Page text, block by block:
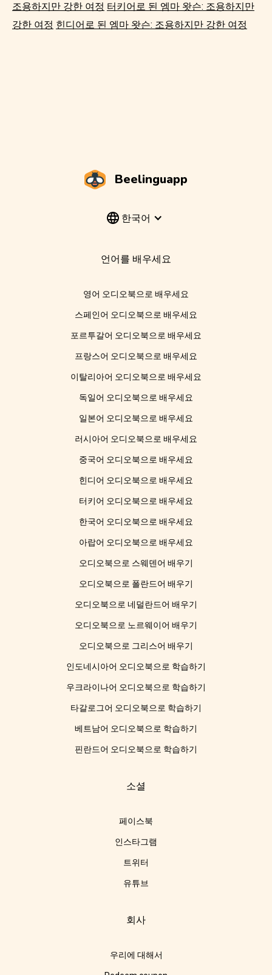
조용하지만 강한 여정 터키어로 된 엠마 왓슨: 조용하지만
강한 여정 힌디어로 된 엠마 왓슨: 조용하지만 강한 여정
Beelinguapp
한국어
언어를 배우세요
영어 오디오북으로 배우세요
스페인어 오디오북으로 배우세요
포르투갈어 오디오북으로 배우세요
프랑스어 오디오북으로 배우세요
이탈리아어 오디오북으로 배우세요
독일어 오디오북으로 배우세요
일본어 오디오북으로 배우세요
러시아어 오디오북으로 배우세요
중국어 오디오북으로 배우세요
힌디어 오디오북으로 배우세요
터키어 오디오북으로 배우세요
한국어 오디오북으로 배우세요
아랍어 오디오북으로 배우세요
오디오북으로 스웨덴어 배우기
오디오북으로 폴란드어 배우기
오디오북으로 네덜란드어 배우기
오디오북으로 노르웨이어 배우기
오디오북으로 그리스어 배우기
인도네시아어 오디오북으로 학습하기
우크라이나어 오디오북으로 학습하기
타갈로그어 오디오북으로 학습하기
베트남어 오디오북으로 학습하기
핀란드어 오디오북으로 학습하기
소셜
페이스북
인스타그램
트위터
유튜브
회사
우리에 대해서